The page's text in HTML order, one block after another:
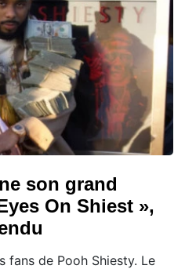
son grand
On Shiest »,
fans de Pooh Shiesty. Le